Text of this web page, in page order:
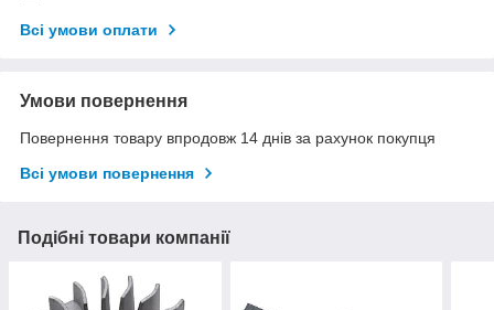
Всі умови оплати
Умови повернення
Повернення товару впродовж 14 днів за рахунок покупця
Всі умови повернення
Подібні товари компанії